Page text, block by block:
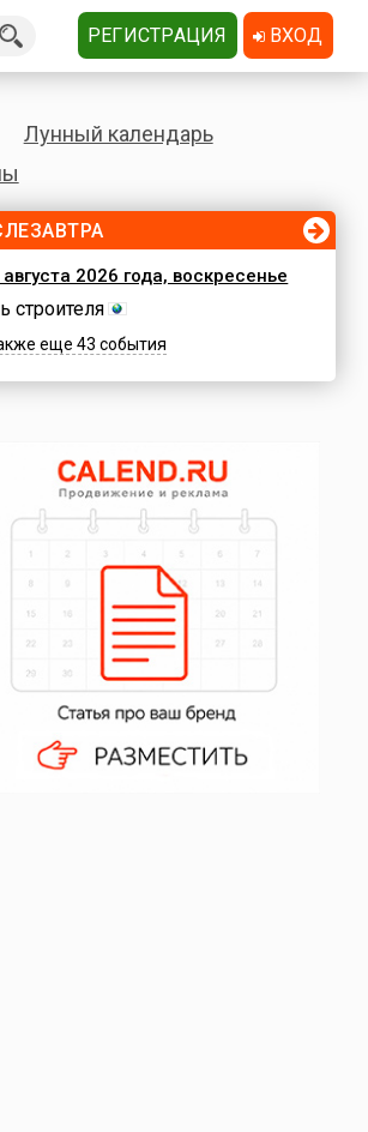
Лунный календарь
августа 2026 года, воскресенье
строителя
еще 43 события
РЕГИСТРАЦИЯ ВХОД